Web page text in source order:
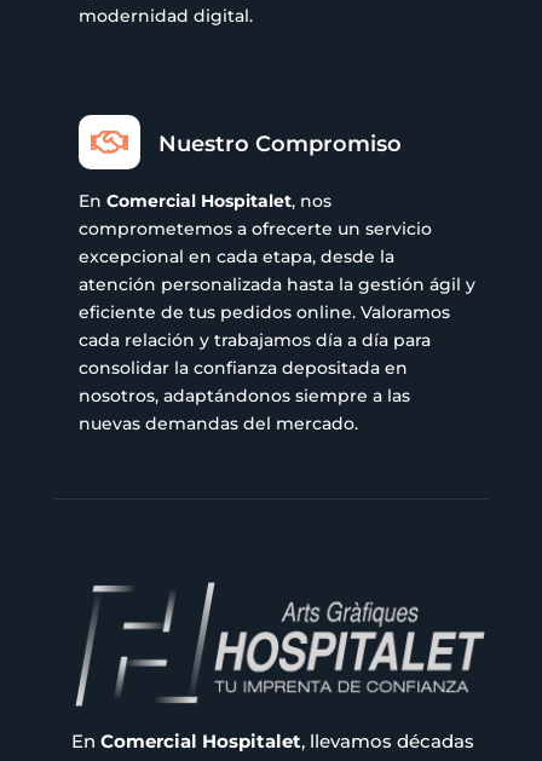
modernidad digital.
 Nuestro Compromiso
En Comercial Hospitalet, nos
comprometemos a ofrecerte un servicio
excepcional en cada etapa, desde la
atención personalizada hasta la gestión ágil y
eficiente de tus pedidos online. Valoramos
cada relación y trabajamos día a día para
consolidar la confianza depositada en
nosotros, adaptándonos siempre a las
nuevas demandas del mercado.
En Comercial Hospitalet, llevamos décadas